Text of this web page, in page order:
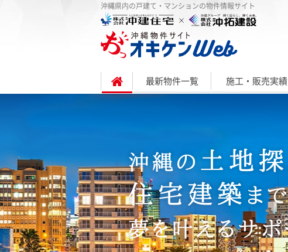
沖縄県内の戸建て・マンションの物件情報サイト
最新物件一覧 施工・販売実績